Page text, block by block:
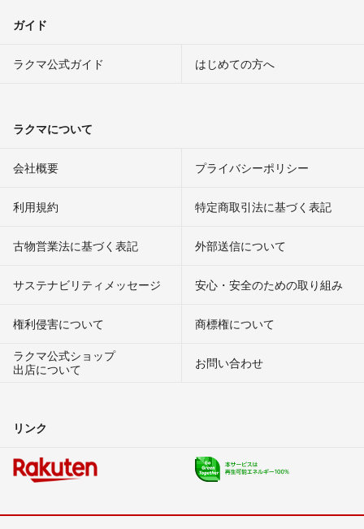
ガイド
ラクマ公式ガイド はじめての方へ
ラクマについて
会社概要 プライバシーポリシー
利用規約 特定商取引法に基づく表記
古物営業法に基づく表記 外部送信について
サステナビリティメッセージ 安心・安全のための取り組み
権利侵害について
商標権について
ラクマ公式ショップ
出店について
お問い合わせ
リンク